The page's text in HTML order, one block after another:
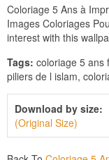
Coloriage 5 Ans à
Images Coloriages
interest with this
Tags: coloriage 5 ans
piliers de l islam,
Download by size:
(Original Size)